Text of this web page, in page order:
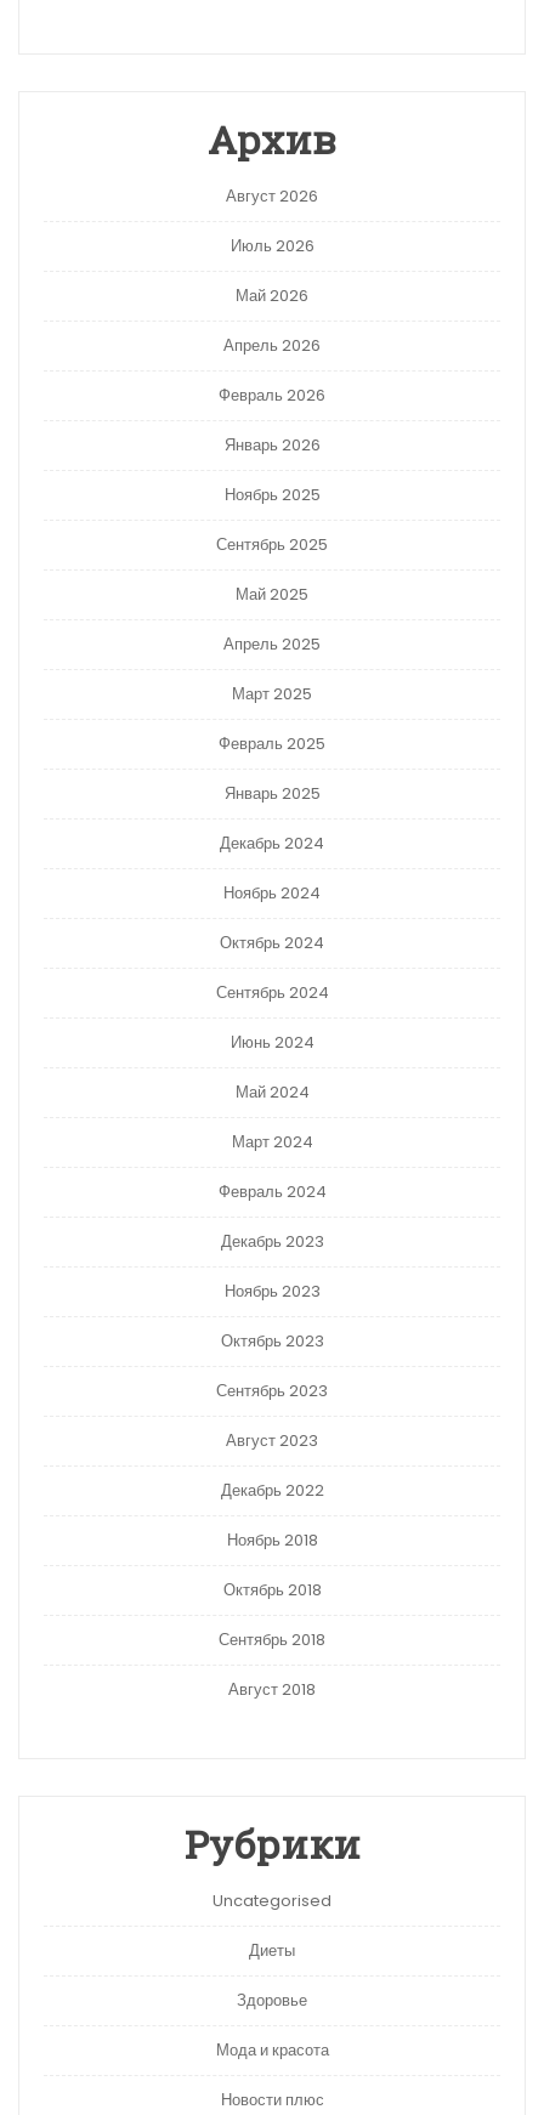
Архив
Август 2026
Июль 2026
Май 2026
Апрель 2026
Февраль 2026
Январь 2026
Ноябрь 2025
Сентябрь 2025
Май 2025
Апрель 2025
Март 2025
Февраль 2025
Январь 2025
Декабрь 2024
Ноябрь 2024
Октябрь 2024
Сентябрь 2024
Июнь 2024
Май 2024
Март 2024
Февраль 2024
Декабрь 2023
Ноябрь 2023
Октябрь 2023
Сентябрь 2023
Август 2023
Декабрь 2022
Ноябрь 2018
Октябрь 2018
Сентябрь 2018
Август 2018
Рубрики
Uncategorised
Диеты
Здоровье
Мода и красота
Новости плюс